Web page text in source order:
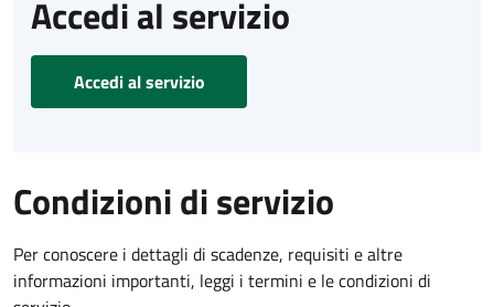
Accedi al servizio
Accedi al servizio
Condizioni di servizio
Per conoscere i dettagli di scadenze, requisiti e altre
informazioni importanti, leggi i termini e le condizioni di